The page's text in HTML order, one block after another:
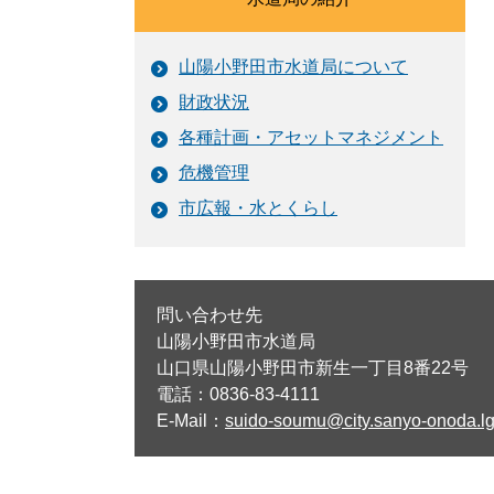
山陽小野田市水道局について
財政状況
各種計画・アセットマネジメント
危機管理
市広報・水とくらし
問い合わせ先
山陽小野田市水道局
山口県山陽小野田市新生一丁目8番22号
電話：0836-83-4111
E-Mail： suido-soumu@city.sanyo-